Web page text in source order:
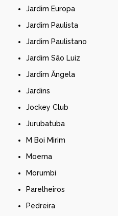
Jardim Europa
Jardim Paulista
Jardim Paulistano
Jardim São Luiz
Jardim Ângela
Jardins
Jockey Club
Jurubatuba
M Boi Mirim
Moema
Morumbi
Parelheiros
Pedreira